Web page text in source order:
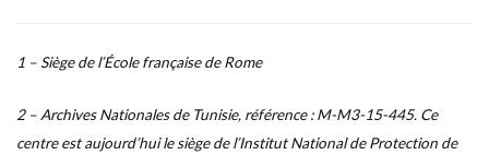
1 – Siège de l’École française de Rome
2 – Archives Nationales de Tunisie, référence : M-M3-15-445. Ce
centre est aujourd’hui le siège de l’Institut National de Protection de